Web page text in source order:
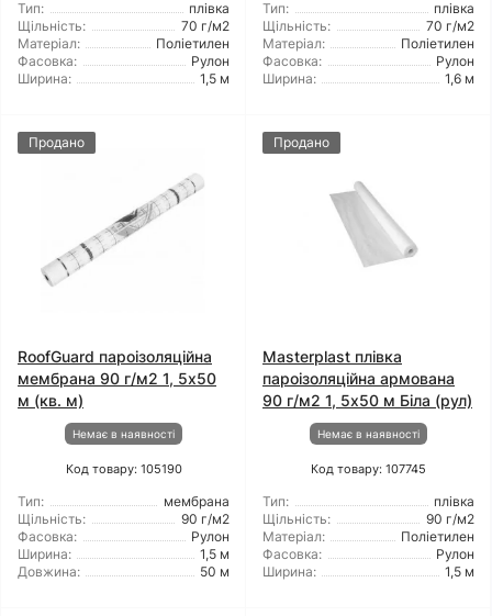
Тип:
плівка
Щільність:
70 г/м2
Матеріал:
Поліетилен
Фасовка:
Рулон
Ширина:
1,5 м
Тип:
плівка
Щільність:
70 г/м2
Матеріал:
Поліетилен
Фасовка:
Рулон
Ширина:
1,6 м
Продано
RoofGuard пароізоляційна
мембрана 90 г/м2 1, 5x50
м (кв. м)
Немає в наявності
Код товару: 105190
Тип:
мембрана
Щільність:
90 г/м2
Фасовка:
Рулон
Ширина:
1,5 м
Довжина:
50 м
Продано
Masterplast плівка
пароізоляційна армована
90 г/м2 1, 5x50 м Біла (рул)
Немає в наявності
Код товару: 107745
Тип:
плівка
Щільність:
90 г/м2
Матеріал:
Поліетилен
Фасовка:
Рулон
Ширина:
1,5 м